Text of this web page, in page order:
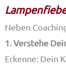
Neben
1. Verstehe
Erkenne: Dein